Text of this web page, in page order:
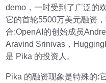
demo，一时受到了广泛的
它的首轮5500万美元融资
合:OpenAI的创始成员
Aravind Srinivas，
是 Pika 的投资人。
Pika 的融资现象是特殊的: